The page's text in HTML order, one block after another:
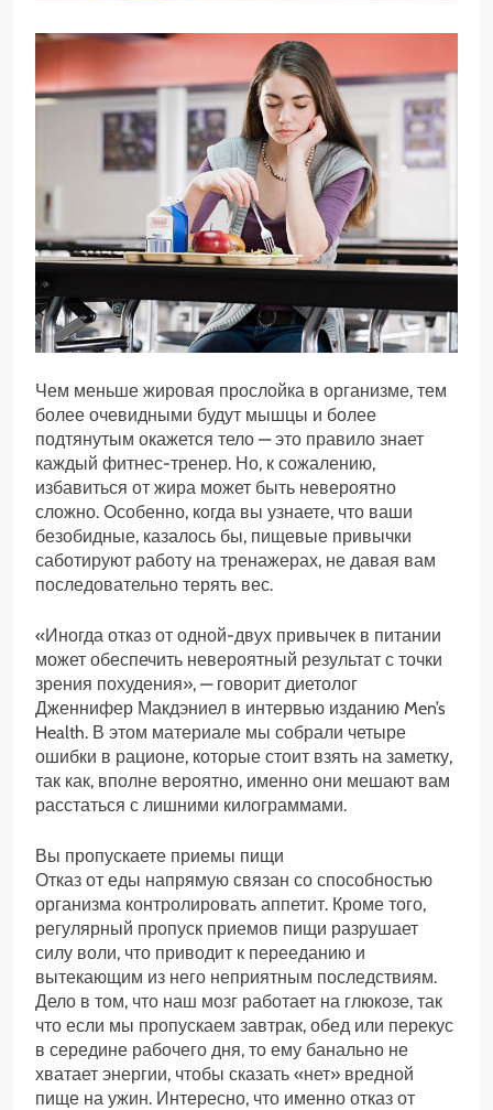
Чем меньше жировая прослойка в организме, тем
более очевидными будут мышцы и более
подтянутым окажется тело — это правило знает
каждый фитнес-тренер. Но, к сожалению,
избавиться от жира может быть невероятно
сложно. Особенно, когда вы узнаете, что ваши
безобидные, казалось бы, пищевые привычки
саботируют работу на тренажерах, не давая вам
последовательно терять вес.
«Иногда отказ от одной-двух привычек в питании
может обеспечить невероятный результат с точки
зрения похудения», — говорит диетолог
Дженнифер Макдэниел в интервью изданию Men’s
Health. В этом материале мы собрали четыре
ошибки в рационе, которые стоит взять на заметку,
так как, вполне вероятно, именно они мешают вам
расстаться с лишними килограммами.
Вы пропускаете приемы пищи
Отказ от еды напрямую связан со способностью
организма контролировать аппетит. Кроме того,
регулярный пропуск приемов пищи разрушает
силу воли, что приводит к перееданию и
вытекающим из него неприятным последствиям.
Дело в том, что наш мозг работает на глюкозе, так
что если мы пропускаем завтрак, обед или перекус
в середине рабочего дня, то ему банально не
хватает энергии, чтобы сказать «нет» вредной
пище на ужин. Интересно, что именно отказ от